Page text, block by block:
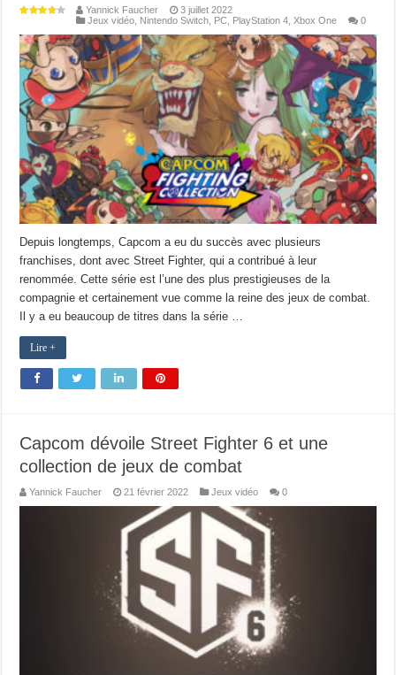
Yannick Faucher
3 juillet 2022
Jeux vidéo Nintendo Switch PC PlayStation 4 ,Xbox One 0
Depuis longtemps, Capcom a eu du succès avec plusieurs
franchises, dont avec Street Fighter, qui a contribué à leur
renommée. Cette série est l’une des plus prestigieuses de la
compagnie et certainement vue comme la reine des jeux de combat.
Il y a eu beaucoup de titres dans la série …
Lire +
Capcom dévoile Street Fighter 6 et une
collection de jeux de combat
Yannick Faucher 21 février 2022 Jeux vidéo 0